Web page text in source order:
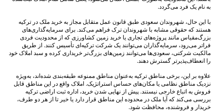
به نام یک فرد می‌گردد.
با این حال، شهروندان سعودی طبق قانون عمل متقابل مجاز به خرید ملک در ترکیه
هستند که حقوقی مشابه با شهروندان ترک فراهم می‌کند. برای سرمایه‌گذاری‌های
بزرگ‌مقیاس مانند پروژه‌های تجاری یا خرید زمین کشاورزی که از محدودیت فردی
فراتر می‌رود، سرمایه‌گذاران می‌توانند یک شرکت ترکیه‌ای تأسیس کنند. از طریق
مالکیت شرکتی، سعودی‌ها می‌توانند زمین‌های بزرگ‌تر خریداری کرده و سبد املاک خود
را انعطاف‌پذیرتر گسترش دهند.
علاوه بر این، برخی مناطق ترکیه به‌عنوان مناطق ممنوعه طبقه‌بندی شده‌اند، به‌ویژه
نزدیک مناطق نظامی یا مکان‌های حساس استراتژیک. املاک واقع در این مناطق قابل
فروش به اتباع خارجی نیستند. پیش از نهایی شدن خرید، اداره ثبت اراضی ترکیه
بررسی می‌کند که آیا ملک در محدوده این مناطق قرار دارد یا خیر تا از هر دو طرف،
خریدار و فروشنده، محافظت شود.